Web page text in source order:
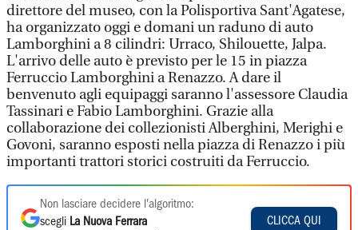
direttore del museo, con la Polisportiva Sant'Agatese,
ha organizzato oggi e domani un raduno di auto
Lamborghini a 8 cilindri: Urraco, Shilouette, Jalpa.
L'arrivo delle auto è previsto per le 15 in piazza
Ferruccio Lamborghini a Renazzo. A dare il
benvenuto agli equipaggi saranno l'assessore Claudia
Tassinari e Fabio Lamborghini. Grazie alla
collaborazione dei collezionisti Alberghini, Merighi e
Govoni, saranno esposti nella piazza di Renazzo i più
importanti trattori storici costruiti da Ferruccio.
Non lasciare decidere l'algoritmo:
scegli La Nuova Ferrara
CLICCA QUI